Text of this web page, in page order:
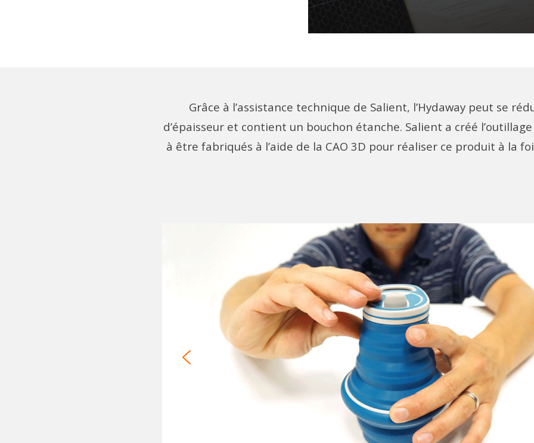
Grâce à l’assistance technique de Salient, l’Hydaway peut se
d’épaisseur et contient un bouchon étanche. Salient a créé
à être fabriqués à l’aide de la CAO 3D pour réaliser ce produit à la